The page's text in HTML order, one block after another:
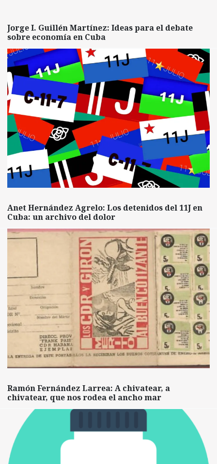
Jorge I. Guillén Martínez: Ideas para el debate
sobre economía en Cuba
Anet Hernández Agrelo: Los detenidos del 11J en
Cuba: un archivo del dolor
Ramón Fernández Larrea: A chivatear, a
chivatear, que nos rodea el ancho mar